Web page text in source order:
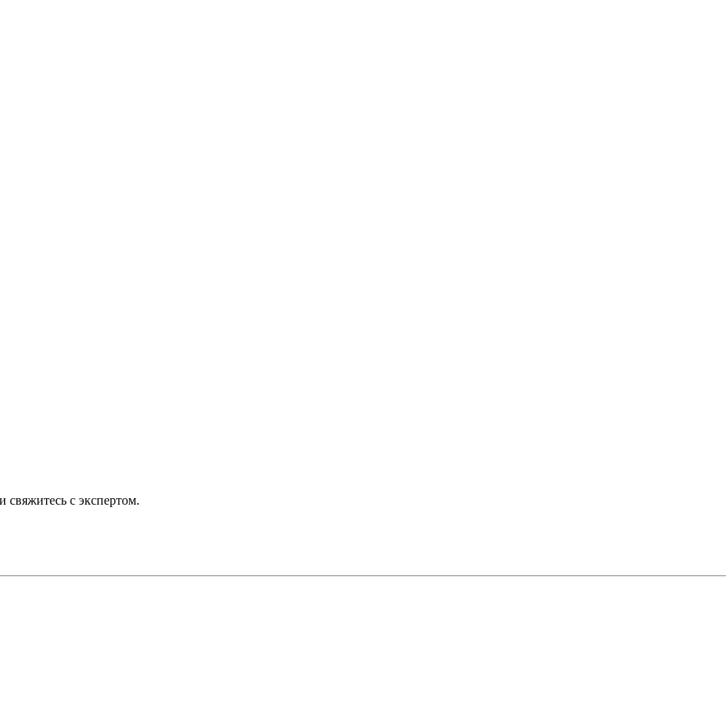
данных
он нужен для выполнения определенной задачи.
только на время выполнения определенной задачи аудита или проверки.
задачи немедленно отзовите полномочие на минимизацию окна открытия.
CSV-файлы содержат конфиденциальные данные в простом тексте. Обработайте эти файлы в
организации и удалите их, если они больше не требуются для соответствия.
для анализа результатов:
определения тенденций, схем и областей высокого риска в сводке данных.
на поле.
и выберите сеанс задания в поле «Имя сеанса задания» для просмотра статуса и
разбивку обнаруженных типов конфиденциальных данных, где можно
с экспертом.